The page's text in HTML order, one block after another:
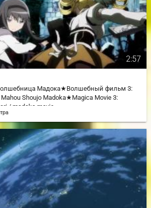
2:57
Мадока★Волшебный фильм 3:
Shoujo Madoka★Magica Movie 3:
/ madoka movie